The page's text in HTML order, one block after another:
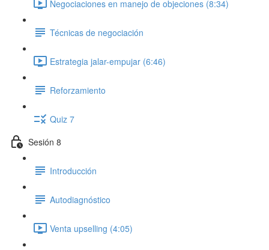
Negociaciones en manejo de objeciones (8:34)
Técnicas de negociación
Estrategia jalar-empujar (6:46)
Reforzamiento
Quiz 7
Sesión 8
Introducción
Autodiagnóstico
Venta upselling (4:05)